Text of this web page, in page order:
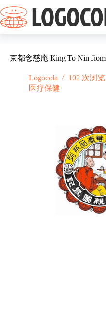
过
内
容
京都念慈庵 King To Nin Jiom
Logocola 102 次浏览
医疗保健